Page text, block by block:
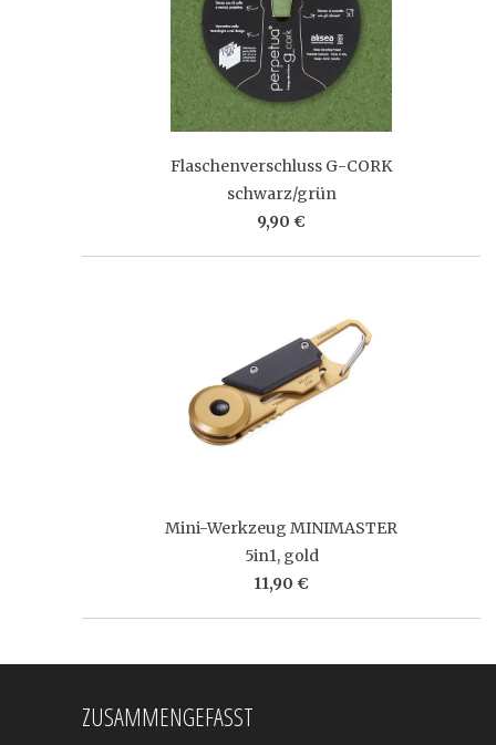
Flaschenverschluss G-CORK
schwarz/grün
9,90 €
Mini-Werkzeug MINIMASTER
5in1, gold
11,90 €
ZUSAMMENGEFASST